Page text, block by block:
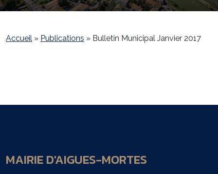
Accueil » Publications » Bulletin Municipal Janvier 2017
MAIRIE D'AIGUES-MORTES